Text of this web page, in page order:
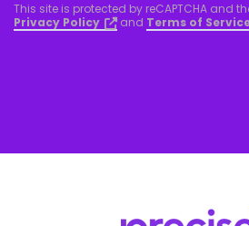
This site is protected by reCAPTCHA and
Privacy Policy
and Terms of